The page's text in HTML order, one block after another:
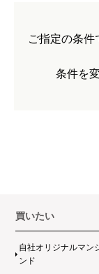
ご指定の条
条件を
買いたい
自社オリジナルマン
ンド